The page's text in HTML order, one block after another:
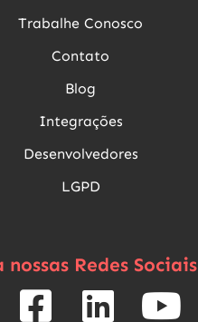
Trabalhe Conosco
Contato
Blog
Integrações
Desenvolvedores
LGPD
nossas Redes Sociais